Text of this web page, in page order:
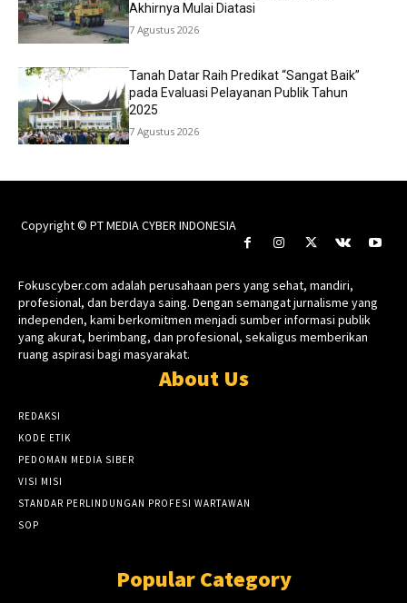
Akhirnya Mulai Diatasi
7 Agustus 2026
Tanah Datar Raih Predikat “Sangat Baik”
pada Evaluasi Pelayanan Publik Tahun
2025
7 Agustus 2026
Copyright © PT MEDIA CYBER INDONESIA
Fokuscyber.com adalah perusahaan pers yang sehat, mandiri,
profesional, dan berdaya saing. Dengan semangat jurnalisme yang
independen, kami berkomitmen menjadi sumber informasi publik
yang akurat, berimbang, dan profesional, sekaligus memberikan
ruang aspirasi bagi masyarakat.
About Us
REDAKSI
KODE ETIK
PEDOMAN MEDIA SIBER
VISI MISI
STANDAR PERLINDUNGAN PROFESI WARTAWAN
SOP
Popular Category